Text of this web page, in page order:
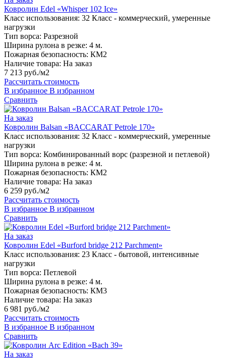
Ковролин Edel «Whisper 102 Ice»
Класс использования: 32 Класс - коммерческий, умеренные
нагрузки
Тип ворса: Разрезной
Ширина рулона в резке: 4 м.
Пожарная безопасность: КМ2
Наличие товара: На заказ
7 213 руб./м2
Рассчитать стоимость
В избранное В избранном
Сравнить
На заказ
Ковролин Balsan «BACCARAT Petrole 170»
Класс использования: 32 Класс - коммерческий, умеренные
нагрузки
Тип ворса: Комбинированный ворс (разрезной и петлевой)
Ширина рулона в резке: 4 м.
Пожарная безопасность: КМ2
Наличие товара: На заказ
6 259 руб./м2
Рассчитать стоимость
В избранное В избранном
Сравнить
На заказ
Ковролин Edel «Burford bridge 212 Parchment»
Класс использования: 23 Класс - бытовой, интенсивные
нагрузки
Тип ворса: Петлевой
Ширина рулона в резке: 4 м.
Пожарная безопасность: КМ3
Наличие товара: На заказ
6 981 руб./м2
Рассчитать стоимость
В избранное В избранном
Сравнить
На заказ